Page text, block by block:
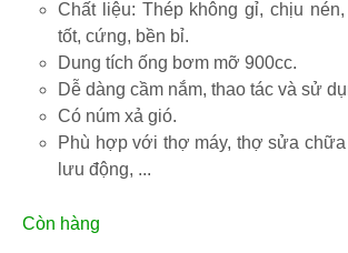
Chất liệu: Thép không gỉ, chịu nén, chống mài mòn
tốt, cứng, bền bỉ.
Dung tích ống bơm mỡ 900cc.
Dễ dàng cầm nắm, thao tác và sử
Có núm xả gió.
Phù hợp với thợ máy, thợ sửa chữa ô tô, thợ sửa xe
lưu động, ...
Còn hàng